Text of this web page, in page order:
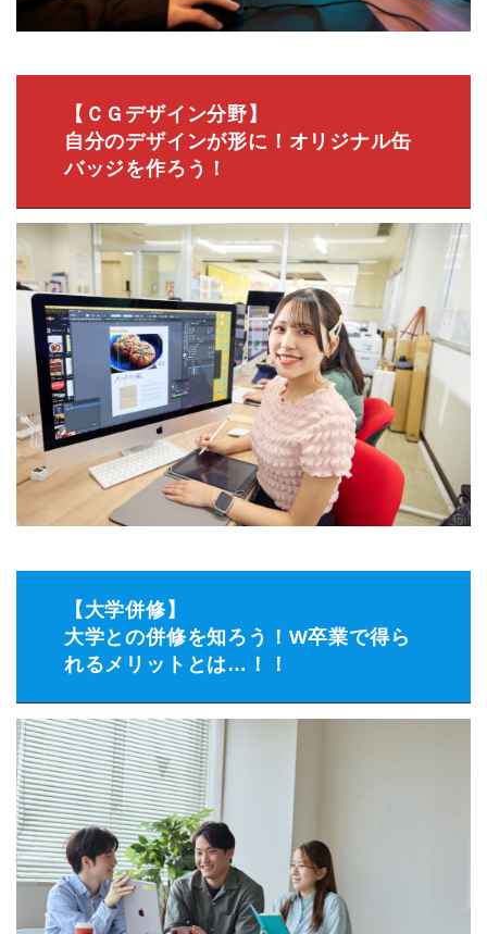
【ＣＧデザイン分野】
自分のデザインが形に！オリジナル缶
バッジを作ろう！
【大学併修】
大学との併修を知ろう！W卒業で得ら
れるメリットとは…！！